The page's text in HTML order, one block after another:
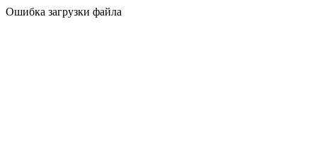
Ошибка загрузки файла